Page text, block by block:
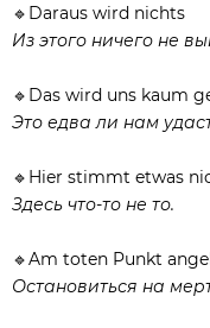
🔹Daraus wird nichts⠀
Из этого ничего не
🔹Das wird uns kaum
Это едва ли нам
🔹Hier stimmt etwas
Здесь что-то не то.
🔹Am toten Punkt
Остановиться на